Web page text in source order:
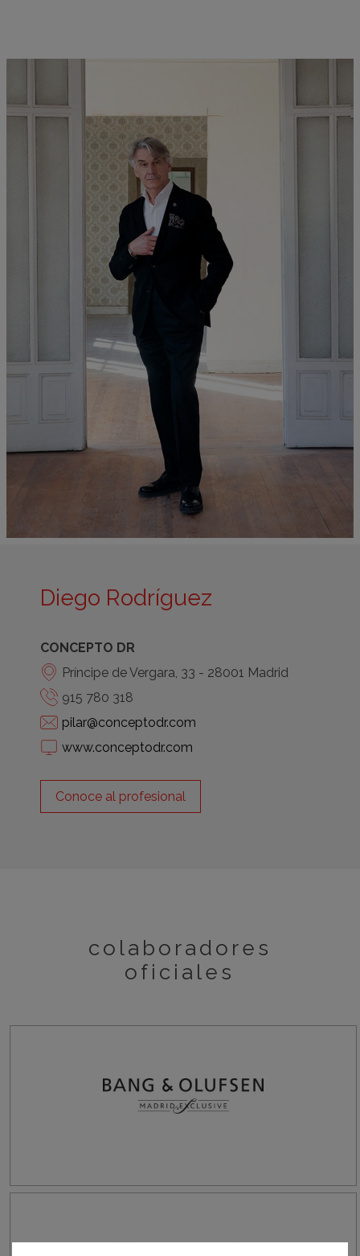
Diego Rodríguez
CONCEPTO DR
Príncipe de Vergara, 33 - 28001 Madrid
915 780 318
pilar@conceptodr.com
www.conceptodr.com
Conoce al profesional
colaboradores
oficiales